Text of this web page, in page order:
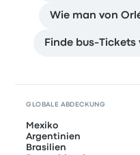
Wie man von
Finde bus-
GLOBALE ABDECKUNG
Mexiko
Argentinien
Brasilien